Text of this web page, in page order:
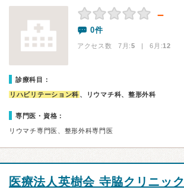
－
0件
アクセス数 7月:5 | 6月:12
診療科目：
リハビリテーション科 、リウマチ科、整形外科
専門医・資格：
リウマチ専門医、整形外科専門医
医療法人英樹会 寺脇クリニック